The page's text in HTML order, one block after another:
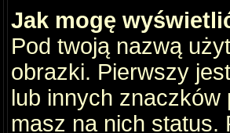
Jak mogę
Pod twoją nazwą
obrazki. Pierwszy
lub innych znaczków
masz na nich status.